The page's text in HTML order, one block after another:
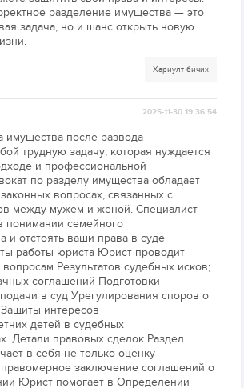
разделение имущества — это
задача, но и шанс открыть новую
Хариулт бичих
2025-11-30 19:36:54
имущества после развода
трудную задачу, которая нуждается
и профессиональной
по разделу имущества обладает
вопросах, связанных с
между мужем и женой. Специалист
понимании семейного
и отстоять ваши права в суде
работы юриста Юрист проводит
вопросам Результатов судебных исков;
соглашений Подготовки
в суд Урегулирования споров о
интересов
детей в судебных
Детали правовых сделок Раздел
в себя не только оценку
заключение соглашений о
Юрист помогает в Определении